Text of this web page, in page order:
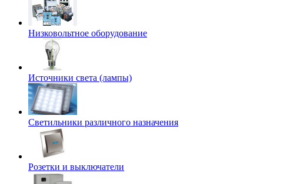
Низковольтное оборудование
Источники света (лампы)
Светильники различного назначения
Розетки и выключатели